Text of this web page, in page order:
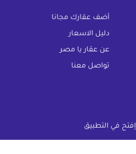
إفتح في التطبيق
أضف عقارك مجانا
دليل الاسعار
عن عقار يا مصر
تواصل معنا